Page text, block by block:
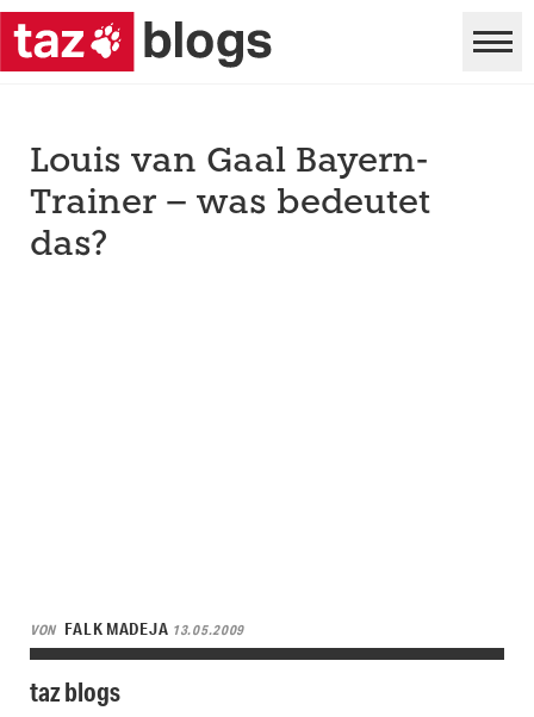
Louis van Gaal Bayern-
Trainer – was bedeutet
das?
VON FALK MADEJA 13.05.2009
taz blogs